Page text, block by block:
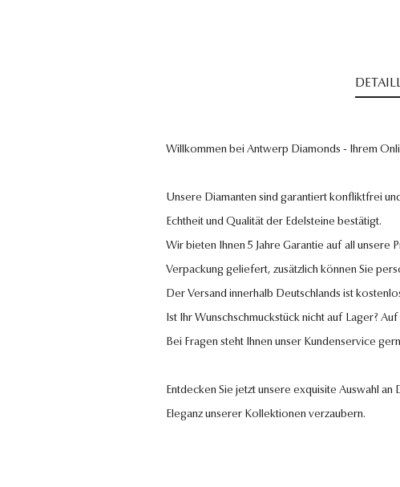
Willkommen bei Antwerp Diamonds - Ihrem
Unsere Diamanten sind garantiert konfliktfrei
Echtheit und Qualität der Edelsteine bestätigt.
Wir bieten Ihnen 5 Jahre Garantie auf all
Verpackung geliefert, zusätzlich können Sie
Der Versand innerhalb Deutschlands ist
Ist Ihr Wunschschmuckstück nicht auf Lager?
Bei Fragen steht Ihnen unser Kundenservice
Entdecken Sie jetzt unsere exquisite Auswahl
Eleganz unserer Kollektionen verzaubern.